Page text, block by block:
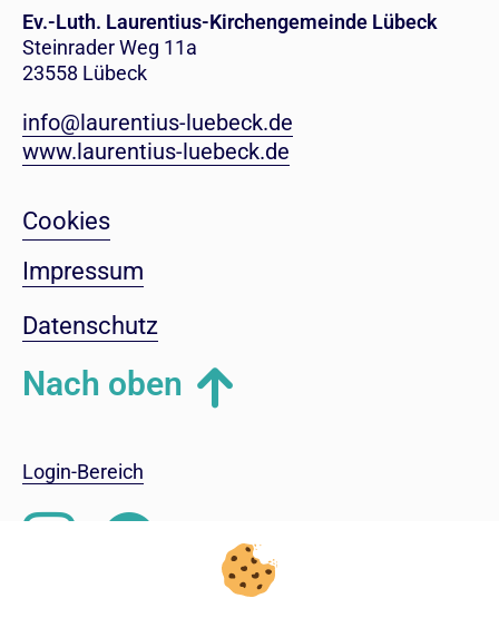
Ev.-Luth. Laurentius-Kirchengemeinde Lübeck
Steinrader Weg 11a
23558 Lübeck
info@laurentius-luebeck.de
www.laurentius-luebeck.de
Cookies
Impressum
Datenschutz
Nach oben
Login-Bereich